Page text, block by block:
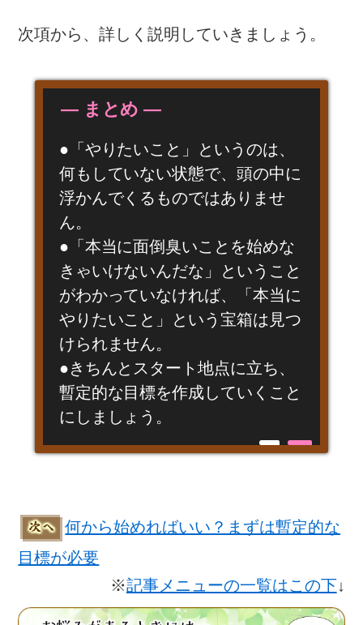
次項から、詳しく説明していきましょう。
― まとめ ―
●「やりたいこと」というのは、
何もしていない状態で、頭の中に
浮かんでくるものではありませ
ん。
●「本当に面倒臭いことを始めな
きゃいけないんだな」ということ
がわかっていなければ、「本当に
やりたいこと」という宝箱は見つ
けられません。
●きちんとスタート地点に立ち、
暫定的な目標を作成していくこと
にしましょう。
何から始めればいい？まずは暫定的な
目標が必要
※記事メニューの一覧はこの下↓